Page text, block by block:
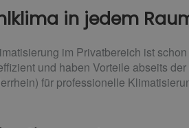
in jedem
im Privatbereich ist
und haben Vorteile abseits
für professionelle